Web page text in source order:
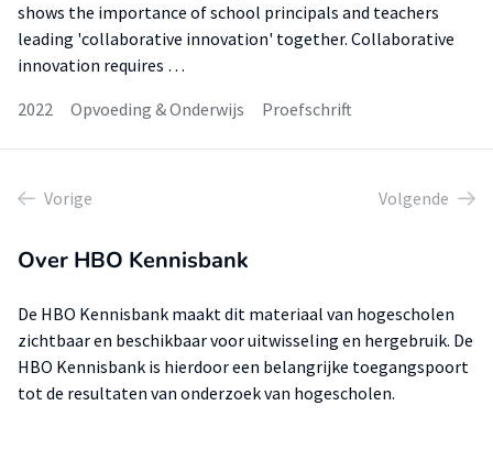
shows the importance of school principals and teachers
leading 'collaborative innovation' together. Collaborative
innovation requires …
2022
Opvoeding & Onderwijs Proefschrift
Vorige Volgende
Over HBO Kennisbank
De HBO Kennisbank maakt dit materiaal van hogescholen
zichtbaar en beschikbaar voor uitwisseling en hergebruik. De
HBO Kennisbank is hierdoor een belangrijke toegangspoort
tot de resultaten van onderzoek van hogescholen.